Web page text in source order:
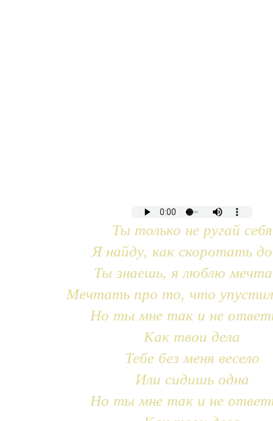
Ты только не ругай себя
Я найду, как скоротать
Ты знаешь, я люблю
Мечтать про то, что
Но ты мне так и не
Как твои дела
Тебе без меня весело
Или сидишь одна
Но ты мне так и не